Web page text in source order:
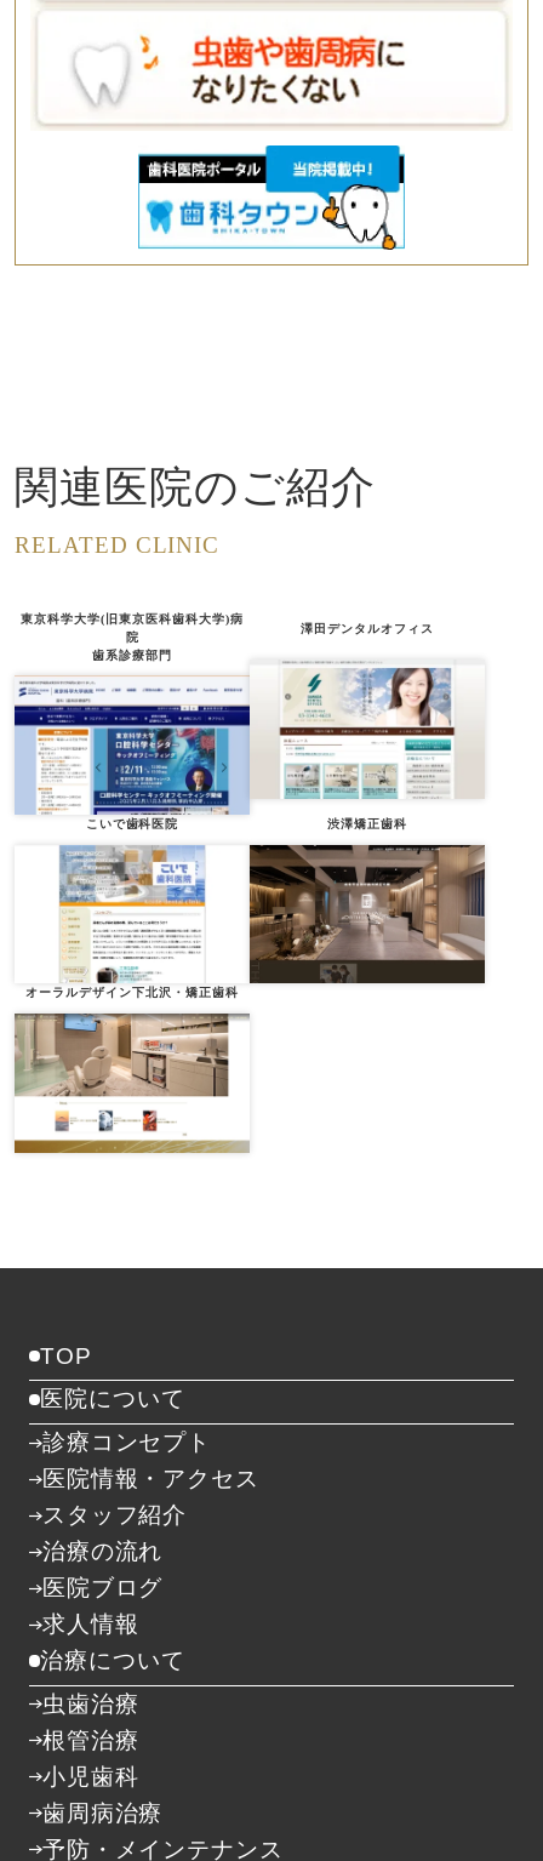
関連医院のご紹介
RELATED CLINIC
東京科学大学(旧東京医科歯科大学)病
院
歯系診療部門
澤田デンタルオフィス
こいで歯科医院 渋澤矯正歯科
オーラルデザイン下北沢・矯正歯科
TOP
医院について
診療コンセプト
医院情報・アクセス
スタッフ紹介
治療の流れ
医院ブログ
求人情報
治療について
虫歯治療
根管治療
小児歯科
歯周病治療
予防・メインテナンス